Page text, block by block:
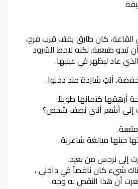
كان طارق يقف قرب فرح،
تبدو طبيعية. لكنه لاحظ الشرود
عاد ليظهر في عينيها.
أنتِ شاردة منذ دخلوا.
أرهقها كتمانها طويلاً:
إني أشعر أنني نصف شخص؟
حينها مبالغة شاعرية.
إلى نرجس من بعيد.
شيء كان ناقصاً في داخلي ،
أن هذا النقص له وجه.